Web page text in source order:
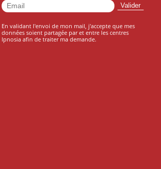
demande, n'hésitez pas à nous
en cliquant ci-dessous.
En validant l'envoi de mon mail, j'accepte que mes
données soient partagée par et entre les centres
Ipnosia afin de traiter ma demande.